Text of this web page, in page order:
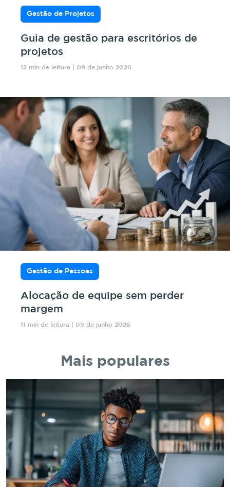
Gestão de Projetos
Guia de gestão para escritórios de
projetos
12 min de leitura | 09 de junho 2026
Gestão de Pessoas
Alocação de equipe sem perder
margem
11 min de leitura | 09 de junho 2026
Mais populares